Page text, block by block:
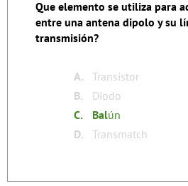
Que elemento se utiliza para
entre una antena dipolo y su
transmisión?
A.
Transistor
B.
Diodo
C.
Balún
D.
Transmatch
EL balún convierte la
de un dipolo horizontal en
desbalanceada, del cable